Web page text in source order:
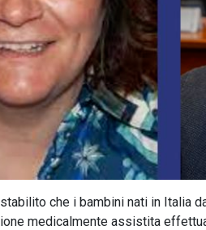
che i bambini nati in Italia
medicalmente assistita